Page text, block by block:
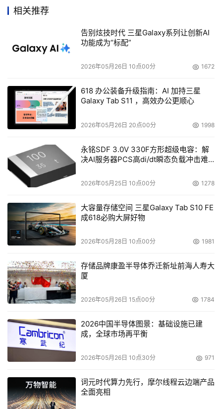
相关推荐
告别炫技时代 三星Galaxy系列让创新AI
功能成为“标配”
2026年05月26日 10点00分 1672
618 办公装备升级指南：AI 加持三星
Galaxy Tab S11 ，高效办公更顺心
2026年05月26日 20点00分 1998
永铭SDF 3.0V 330F方形超级电容：解
决AI服务器PCS高di/dt瞬态负载冲击难
2026年05月25日 10点00分 1278
大容量存储空间 三星Galaxy Tab S10 FE
成618必购大屏好物
2026年05月28日 10点00分 1981
存储品牌康盈半导体乔迁新址前海人寿大
厦
2026年05月26日 15点00分 1784
2026中国半导体图景：基础设施已建
成，全球市场再平衡
2026年05月26日 10点30分 971
词元时代算力先行，摩尔线程云边端产品
全面亮相